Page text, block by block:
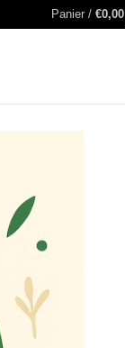
Panier / €0,00